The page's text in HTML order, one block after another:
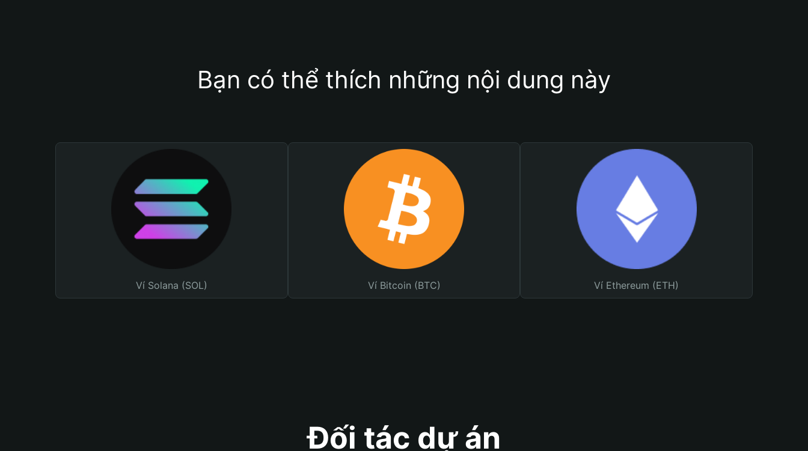
Bạn có thể thích những nội dung này
Ví Solana (SOL) Ví Bitcoin (BTC) Ví Ethereum (ETH)
Đối tác dự án